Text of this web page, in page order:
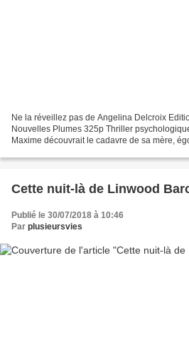
Ne la réveillez pas de Angelina Delcroix
Nouvelles Plumes 325p Thriller
Maxime découvrait le cadavre de sa mère,
Cette nuit-là de Linwood
Publié le 30/07/2018 à 10:46
Par plusieursvies